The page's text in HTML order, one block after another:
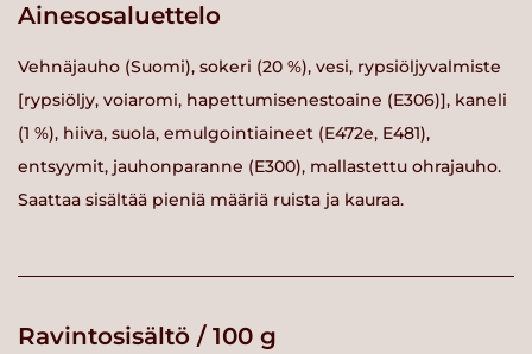
Ainesosaluettelo
Vehnäjauho (Suomi), sokeri (20 %), vesi, rypsiöljyvalmiste
[rypsiöljy, voiaromi, hapettumisenestoaine (E306)], kaneli
(1 %), hiiva, suola, emulgointiaineet (E472e, E481),
entsyymit, jauhonparanne (E300), mallastettu ohrajauho.
Saattaa sisältää pieniä määriä ruista ja kauraa.
Ravintosisältö / 100 g